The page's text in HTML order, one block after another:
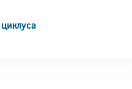
циклуса